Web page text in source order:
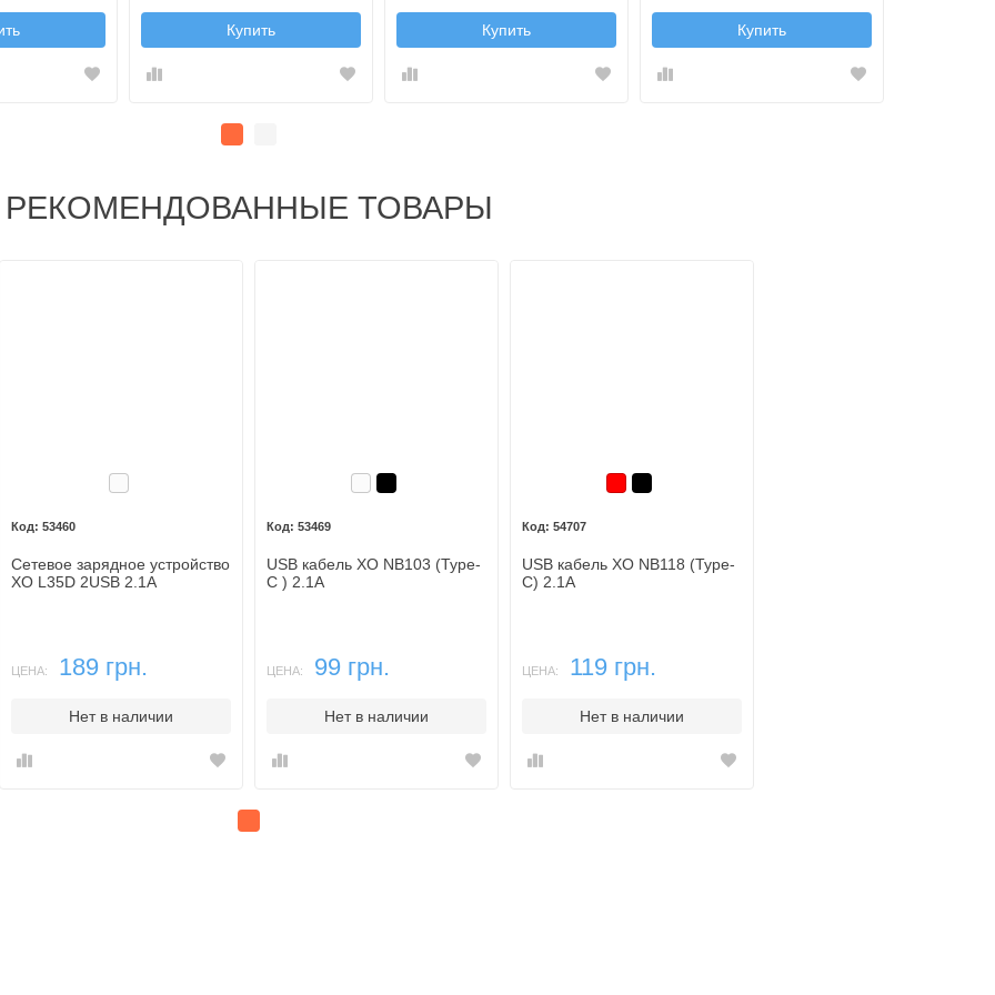
Купить Купить Купить
РЕКОМЕНДОВАННЫЕ ТОВАРЫ
Белый
53460
Сетевое зарядное устройство
XO L35D 2USB 2.1A
ЦЕНА: 189 грн.
Нет в наличии
БелыйЧерный
53469
USB кабель XO NB103 (Type-
C ) 2.1A
ЦЕНА: 99 грн.
Нет в наличии
Красный
Черный
54707
USB кабель XO NB118 (Type-
C) 2.1A
ЦЕНА: 119 грн.
Нет в наличии